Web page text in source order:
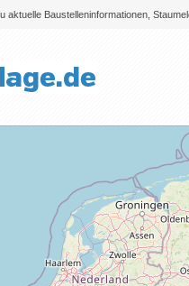
aktuelle Baustelleninformationen,